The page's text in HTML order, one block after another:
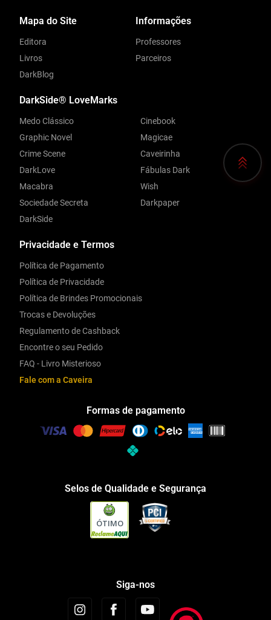
Privacidade e Termos
Política de Pagamento
Política de Privacidade
Política de Brindes Promocionais
Trocas e Devoluções
Regulamento de Cashback
Encontre o seu Pedido
FAQ - Livro Misterioso
Fale com a Caveira
Mapa do Site
Editora
Livros
DarkBlog
Informações
Professores
Parceiros
DarkSide® LoveMarks
Medo Clássico
Graphic Novel
Crime Scene
DarkLove
Macabra
Sociedade Secreta
DarkSide
Cinebook
Magicae
Caveirinha
Fábulas Dark
Wish
Darkpaper
Formas de pagamento
Selos de Qualidade e Segurança
ÓTIMO
Siga-nos